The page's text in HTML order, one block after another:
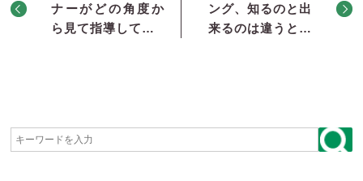
ナーがどの角度か
ら見て指導して…
ング、知るのと出
来るのは違うと…